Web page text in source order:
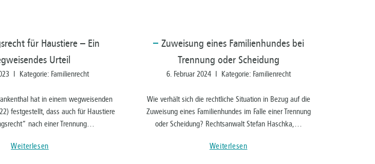
für Haustiere – Ein
Urteil
I Kategorie: Familienrecht
hat in einem wegweisenden
festgestellt, dass auch für Haustiere
nach einer Trennung…
Weiterlesen
Zuweisung eines Familienhundes bei
Trennung oder Scheidung
6. Februar 2024 I Kategorie: Familienrecht
Wie verhält sich die rechtliche Situation in Bezug auf die
Zuweisung eines Familienhundes im Falle einer Trennung
oder Scheidung? Rechtsanwalt Stefan Haschka,…
Weiterlesen